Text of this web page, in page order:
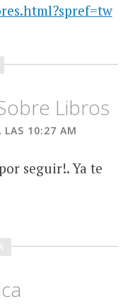
Libros
LAS 10:27 AM
seguir!. Ya te